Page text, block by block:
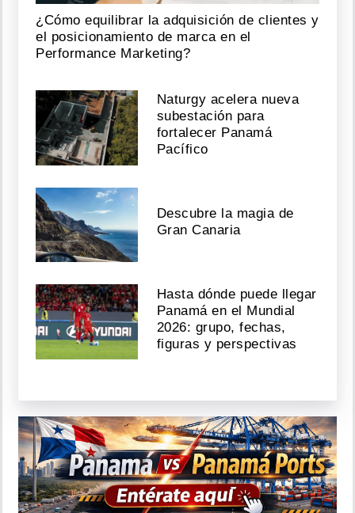
¿Cómo equilibrar la adquisición de clientes y
el posicionamiento de marca en el
Performance Marketing?
Naturgy acelera nueva
subestación para
fortalecer Panamá
Pacífico
Descubre la magia de
Gran Canaria
Hasta dónde puede llegar
Panamá en el Mundial
2026: grupo, fechas,
figuras y perspectivas